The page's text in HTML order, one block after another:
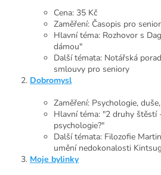
Cena: 35 Kč
Zaměření: Časopis pro
Hlavní téma: Rozhovor s
dámou"
Další témata: Notářská
smlouvy pro seniory
Dobromysl
Zaměření: Psychologie,
Hlavní téma: "2 druhy štěstí
psychologie?"
Další témata: Filozofie
umění nedokonalosti
Moje bylinky